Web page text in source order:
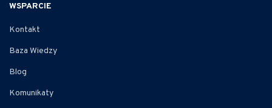
WSPARCIE
Kontakt
Baza Wiedzy
Blog
Komunikaty